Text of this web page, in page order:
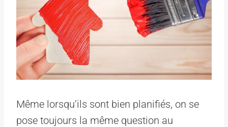
Même lorsqu’ils sont bien planifiés, on se
pose toujours la même question au